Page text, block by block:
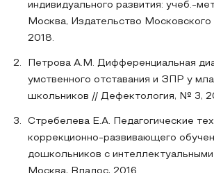
индивидуального развития: учеб.-
Москва, Издательство Московского
2018.
Петрова А.М. Дифференциальная
умственного отставания и ЗПР у
школьников // Дефектология, № 3,
Стребелева Е.А. Педагогические
коррекционно-развивающего
дошкольников с